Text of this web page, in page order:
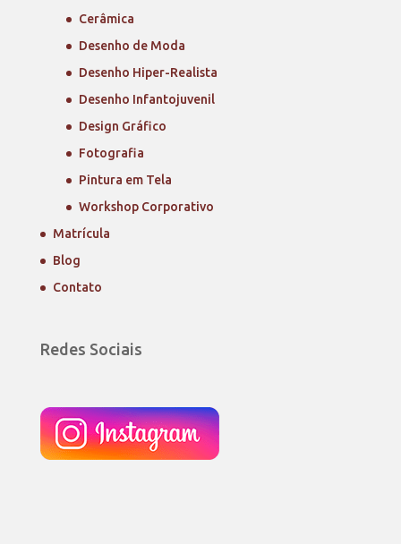
Cerâmica
Desenho de Moda
Desenho Hiper-Realista
Desenho Infantojuvenil
Design Gráfico
Fotografia
Pintura em Tela
Workshop Corporativo
Matrícula
Blog
Contato
Redes Sociais